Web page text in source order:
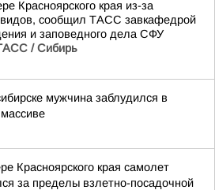
Красноярского края из-за
видов, сообщил ТАСС завкафедрой
и заповедного дела СФУ
/ Сибирь
мужчина заблудился в
Красноярского края самолет
за пределы взлетно-посадочной